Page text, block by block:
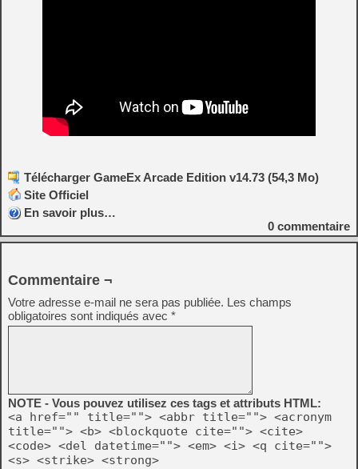
Télécharger GameEx Arcade Edition v14.73 (54,3 Mo)
Site Officiel
En savoir plus…
0 commentaire
Commentaire ¬
Votre adresse e-mail ne sera pas publiée. Les champs
obligatoires sont indiqués avec *
NOTE - Vous pouvez utilisez ces tags et attributs HTML:
<a href="" title=""> <abbr title=""> <acronym
title=""> <b> <blockquote cite=""> <cite>
<code> <del datetime=""> <em> <i> <q cite="">
<s> <strike> <strong>